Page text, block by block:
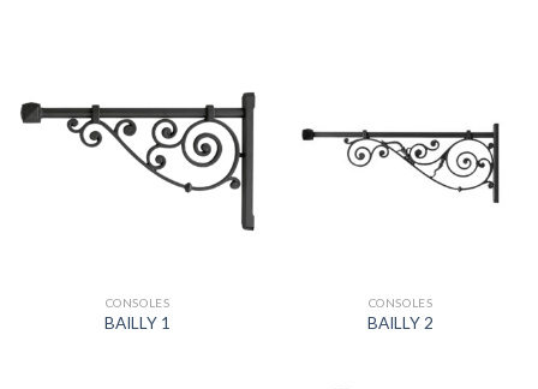
CONSOLES
BAILLY 1
CONSOLES
BAILLY 2